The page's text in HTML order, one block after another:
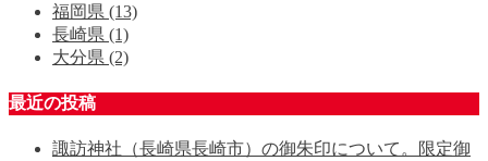
福岡県 (13)
長崎県 (1)
大分県 (2)
最近の投稿
諏訪神社（長崎県長崎市）の御朱印について。限定御